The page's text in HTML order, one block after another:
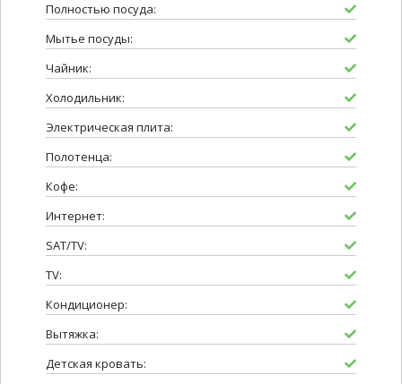
Полностью посуда:
Мытье посуды:
Чайник:
Холодильник:
Электрическая плита:
Полотенца:
Кофе:
Интернет:
SAT/TV:
TV:
Кондиционер:
Вытяжка:
Детская кровать: